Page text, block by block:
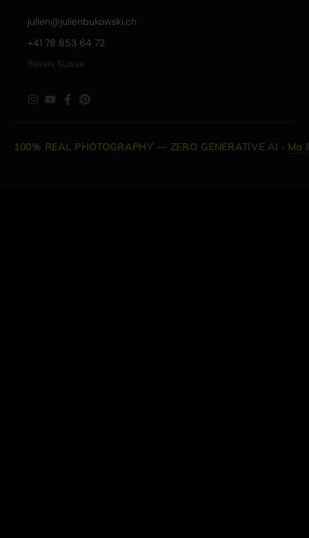
julien@julienbukowski.ch
+41 78 853 64 72
Bevaix, Suisse
100% REAL PHOTOGRAPHY — ZERO GENERATIVE AI · Ma